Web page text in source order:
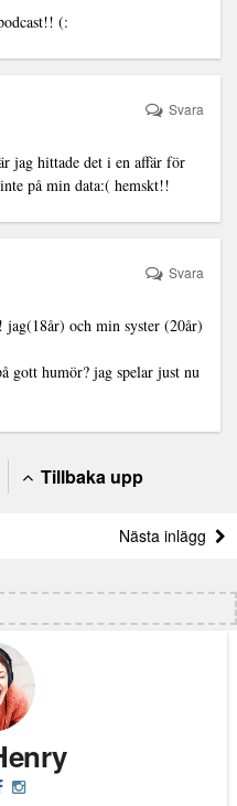
(:
jag hittade det i en affär för
på min data:( hemskt!!
Svara
och min syster (20år)
gott humör? jag spelar just nu
Svara
Tillbaka upp
Nästa inlägg